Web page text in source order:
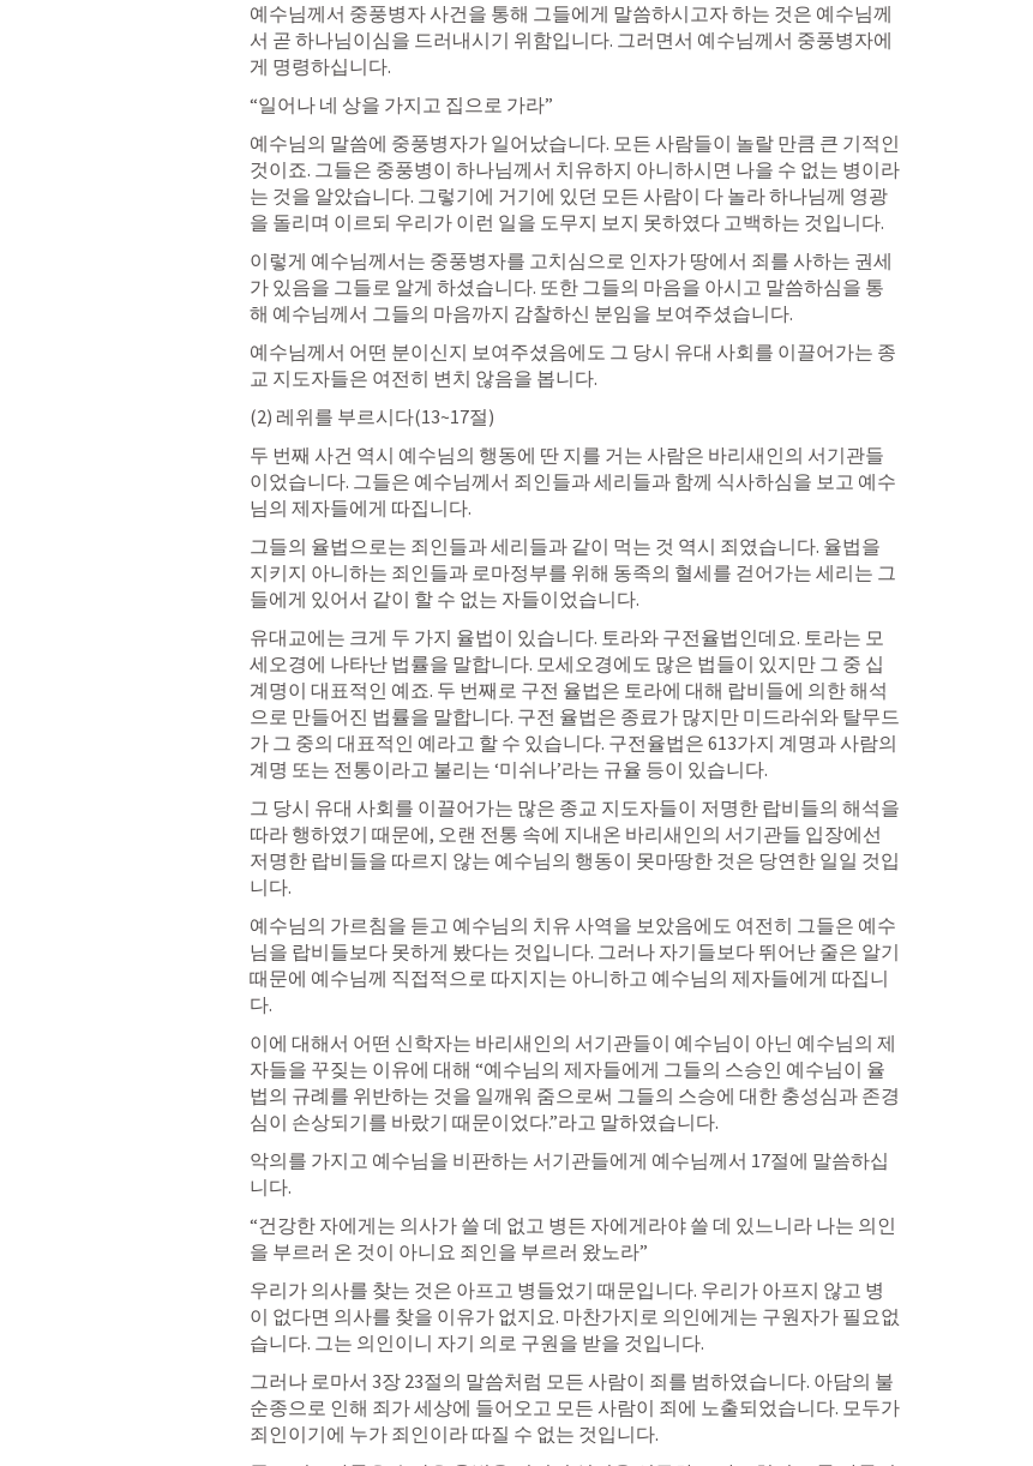
예수님께서 중풍병자 사건을 통해 그들에게 말씀하시고자 하는 것은 예수님께
서 곧 하나님이심을 드러내시기 위함입니다. 그러면서 예수님께서 중풍병자에
게 명령하십니다.
“일어나 네 상을 가지고 집으로 가라”
예수님의 말씀에 중풍병자가 일어났습니다. 모든 사람들이 놀랄 만큼 큰 기적인
것이죠. 그들은 중풍병이 하나님께서 치유하지 아니하시면 나을 수 없는 병이라
는 것을 알았습니다. 그렇기에 거기에 있던 모든 사람이 다 놀라 하나님께 영광
을 돌리며 이르되 우리가 이런 일을 도무지 보지 못하였다 고백하는 것입니다.
이렇게 예수님께서는 중풍병자를 고치심으로 인자가 땅에서 죄를 사하는 권세
가 있음을 그들로 알게 하셨습니다. 또한 그들의 마음을 아시고 말씀하심을 통
해 예수님께서 그들의 마음까지 감찰하신 분임을 보여주셨습니다.
예수님께서 어떤 분이신지 보여주셨음에도 그 당시 유대 사회를 이끌어가는 종
교 지도자들은 여전히 변치 않음을 봅니다.
(2) 레위를 부르시다(13~17절)
두 번째 사건 역시 예수님의 행동에 딴 지를 거는 사람은 바리새인의 서기관들
이었습니다. 그들은 예수님께서 죄인들과 세리들과 함께 식사하심을 보고 예수
님의 제자들에게 따집니다.
그들의 율법으로는 죄인들과 세리들과 같이 먹는 것 역시 죄였습니다. 율법을
지키지 아니하는 죄인들과 로마정부를 위해 동족의 혈세를 걷어가는 세리는 그
들에게 있어서 같이 할 수 없는 자들이었습니다.
유대교에는 크게 두 가지 율법이 있습니다. 토라와 구전율법인데요. 토라는 모
세오경에 나타난 법률을 말합니다. 모세오경에도 많은 법들이 있지만 그 중 십
계명이 대표적인 예죠. 두 번째로 구전 율법은 토라에 대해 랍비들에 의한 해석
으로 만들어진 법률을 말합니다. 구전 율법은 종료가 많지만 미드라쉬와 탈무드
가 그 중의 대표적인 예라고 할 수 있습니다. 구전율법은 613가지 계명과 사람의
계명 또는 전통이라고 불리는 ‘미쉬나’라는 규율 등이 있습니다.
그 당시 유대 사회를 이끌어가는 많은 종교 지도자들이 저명한 랍비들의 해석을
따라 행하였기 때문에, 오랜 전통 속에 지내온 바리새인의 서기관들 입장에선
저명한 랍비들을 따르지 않는 예수님의 행동이 못마땅한 것은 당연한 일일 것입
니다.
예수님의 가르침을 듣고 예수님의 치유 사역을 보았음에도 여전히 그들은 예수
님을 랍비들보다 못하게 봤다는 것입니다. 그러나 자기들보다 뛰어난 줄은 알기
때문에 예수님께 직접적으로 따지지는 아니하고 예수님의 제자들에게 따집니
다.
이에 대해서 어떤 신학자는 바리새인의 서기관들이 예수님이 아닌 예수님의 제
자들을 꾸짖는 이유에 대해 “예수님의 제자들에게 그들의 스승인 예수님이 율
법의 규례를 위반하는 것을 일깨워 줌으로써 그들의 스승에 대한 충성심과 존경
심이 손상되기를 바랐기 때문이었다.”라고 말하였습니다.
악의를 가지고 예수님을 비판하는 서기관들에게 예수님께서 17절에 말씀하십
니다.
“건강한 자에게는 의사가 쓸 데 없고 병든 자에게라야 쓸 데 있느니라 나는 의인
을 부르러 온 것이 아니요 죄인을 부르러 왔노라”
우리가 의사를 찾는 것은 아프고 병들었기 때문입니다. 우리가 아프지 않고 병
이 없다면 의사를 찾을 이유가 없지요. 마찬가지로 의인에게는 구원자가 필요없
습니다. 그는 의인이니 자기 의로 구원을 받을 것입니다.
그러나 로마서 3장 23절의 말씀처럼 모든 사람이 죄를 범하였습니다. 아담의 불
순종으로 인해 죄가 세상에 들어오고 모든 사람이 죄에 노출되었습니다. 모두가
죄인이기에 누가 죄인이라 따질 수 없는 것입니다.